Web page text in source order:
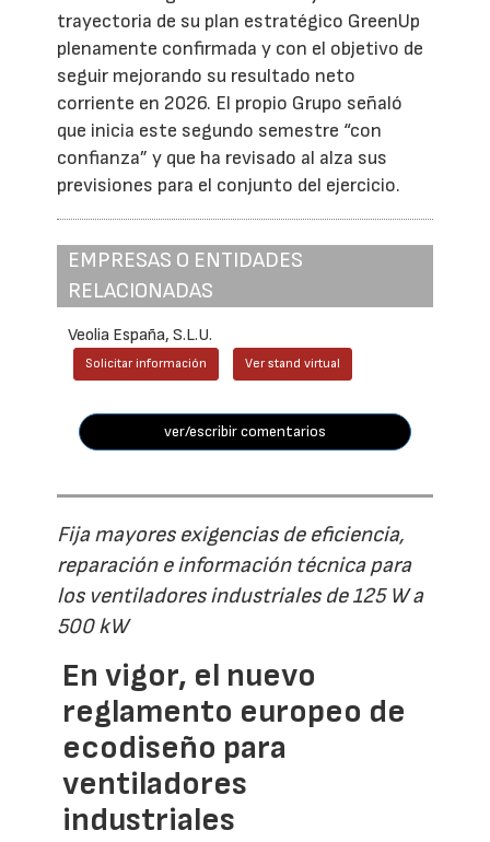
trayectoria de su plan estratégico GreenUp
plenamente confirmada y con el objetivo de
seguir mejorando su resultado neto
corriente en 2026. El propio Grupo señaló
que inicia este segundo semestre “con
confianza” y que ha revisado al alza sus
previsiones para el conjunto del ejercicio.
EMPRESAS O ENTIDADES
RELACIONADAS
Veolia España, S.L.U.
Solicitar información Ver stand virtual
ver/escribir comentarios
Fija mayores exigencias de eficiencia,
reparación e información técnica para
los ventiladores industriales de 125 W a
500 kW
En vigor, el nuevo
reglamento europeo de
ecodiseño para
ventiladores
industriales